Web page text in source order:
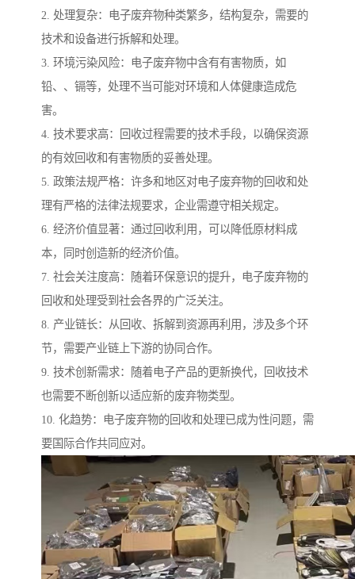
2. 处理复杂：电子废弃物种类繁多，结构复杂，需要的
技术和设备进行拆解和处理。
3. 环境污染风险：电子废弃物中含有有害物质，如
铅、、镉等，处理不当可能对环境和人体健康造成危
害。
4. 技术要求高：回收过程需要的技术手段，以确保资源
的有效回收和有害物质的妥善处理。
5. 政策法规严格：许多和地区对电子废弃物的回收和处
理有严格的法律法规要求，企业需遵守相关规定。
6. 经济价值显著：通过回收利用，可以降低原材料成
本，同时创造新的经济价值。
7. 社会关注度高：随着环保意识的提升，电子废弃物的
回收和处理受到社会各界的广泛关注。
8. 产业链长：从回收、拆解到资源再利用，涉及多个环
节，需要产业链上下游的协同合作。
9. 技术创新需求：随着电子产品的更新换代，回收技术
也需要不断创新以适应新的废弃物类型。
10. 化趋势：电子废弃物的回收和处理已成为性问题，需
要国际合作共同应对。